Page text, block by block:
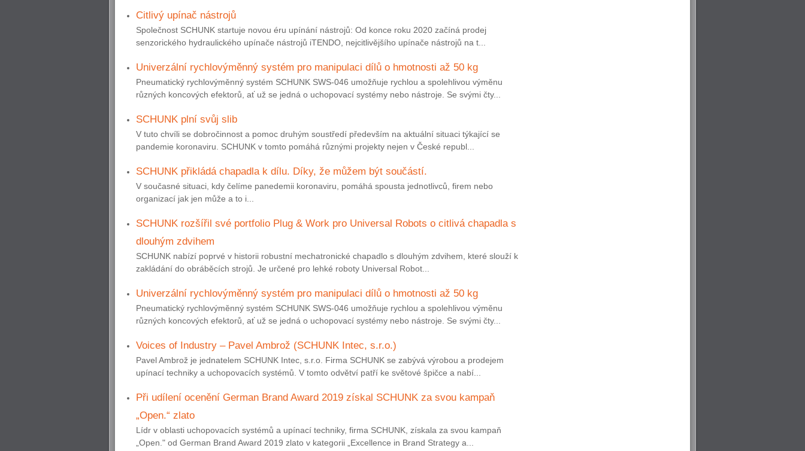
Citlivý upínač nástrojů
Společnost SCHUNK startuje novou éru upínání nástrojů: Od konce roku 2020 začíná prodej
senzorického hydraulického upínače nástrojů iTENDO, nejcitlivějšího upínače nástrojů na t...
Univerzální rychlovýměnný systém pro manipulaci dílů o hmotnosti až 50 kg
Pneumatický rychlovýměnný systém SCHUNK SWS-046 umožňuje rychlou a spolehlivou výměnu
různých koncových efektorů, ať už se jedná o uchopovací systémy nebo nástroje. Se svými čty...
SCHUNK plní svůj slib
V tuto chvíli se dobročinnost a pomoc druhým soustředí především na aktuální situaci týkající se
pandemie koronaviru. SCHUNK v tomto pomáhá různými projekty nejen v České republ...
SCHUNK přikládá chapadla k dílu. Díky, že můžem být součástí.
V současné situaci, kdy čelíme panedemii koronaviru, pomáhá spousta jednotlivců, firem nebo
organizací jak jen může a to i...
SCHUNK rozšířil své portfolio Plug & Work pro Universal Robots o citlivá chapadla s
dlouhým zdvihem
SCHUNK nabízí poprvé v historii robustní mechatronické chapadlo s dlouhým zdvihem, které slouží k
zakládání do obráběcích strojů. Je určené pro lehké roboty Universal Robot...
Univerzální rychlovýměnný systém pro manipulaci dílů o hmotnosti až 50 kg
Pneumatický rychlovýměnný systém SCHUNK SWS-046 umožňuje rychlou a spolehlivou výměnu
různých koncových efektorů, ať už se jedná o uchopovací systémy nebo nástroje. Se svými čty...
Voices of Industry – Pavel Ambrož (SCHUNK Intec, s.r.o.)
Pavel Ambrož je jednatelem SCHUNK Intec, s.r.o. Firma SCHUNK se zabývá výrobou a prodejem
upínací techniky a uchopovacích systémů. V tomto odvětví patří ke světové špičce a nabí...
Při udílení ocenění German Brand Award 2019 získal SCHUNK za svou kampaň
„Open.“ zlato
Lídr v oblasti uchopovacích systémů a upínací techniky, firma SCHUNK, získala za svou kampaň
„Open." od German Brand Award 2019 zlato v kategorii „Excellence in Brand Strategy a...